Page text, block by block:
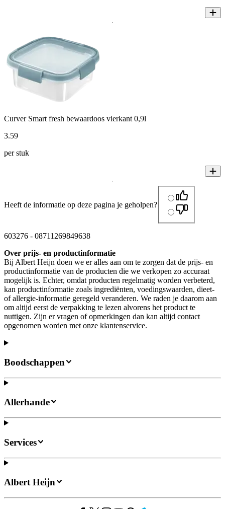
Curver Smart fresh bewaardoos vierkant 0,9l
3.59
per stuk
Heeft de informatie op deze pagina je geholpen?
603276 - 08711269849638
Over prijs- en productinformatie
Bij Albert Heijn doen we er alles aan om te zorgen dat de prijs- en
productinformatie van de producten die we verkopen zo accuraat
mogelijk is. Echter, omdat producten regelmatig worden verbeterd,
kan productinformatie zoals ingrediënten, voedingswaarden, dieet-
of allergie-informatie geregeld veranderen. We raden je daarom aan
om altijd eerst de verpakking te lezen alvorens het product te
nuttigen. Zijn er vragen of opmerkingen dan kan altijd contact
opgenomen worden met onze klantenservice.
Boodschappen
Allerhande
Services
Albert Heijn